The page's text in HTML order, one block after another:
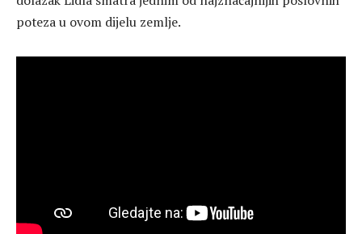
poteza u ovom dijelu zemlje.